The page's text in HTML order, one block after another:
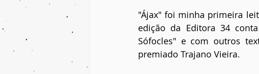
"Ájax" foi minha primeira
edição da Editora 34
Sófocles" e com outros
premiado Trajano Vieira.